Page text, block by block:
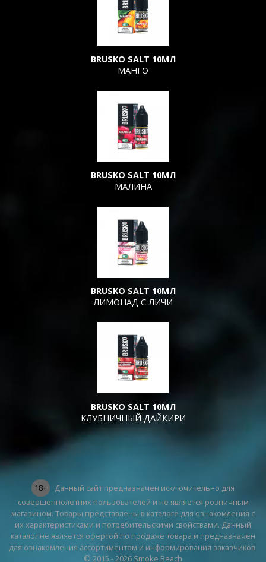
BRUSKO SALT 10МЛ
МАНГО
BRUSKO SALT 10МЛ
МАЛИНА
BRUSKO SALT 10МЛ
ЛИМОНАД С ЛИЧИ
BRUSKO SALT 10МЛ
КЛУБНИЧНЫЙ ДАЙКИРИ
18+
Данный сайт предназначен исключительно для
совершеннолетних пользователей и не является розничным
магазином. Товары представлены в каталоге для ознакомления с
их характеристиками и потребительскими свойствами. Данный
каталог не является офертой по продаже товара и предназначен
для ознакомления ассортиментом и информирования заказчиков.
© 2015 - 2026 Smoke Beach